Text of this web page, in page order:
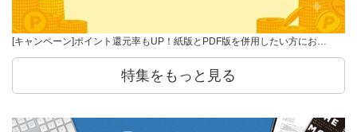
[キャンペーン]ポイント還元率もUP！紙版とPDF版を併用したい方にお…
特集をもっと見る